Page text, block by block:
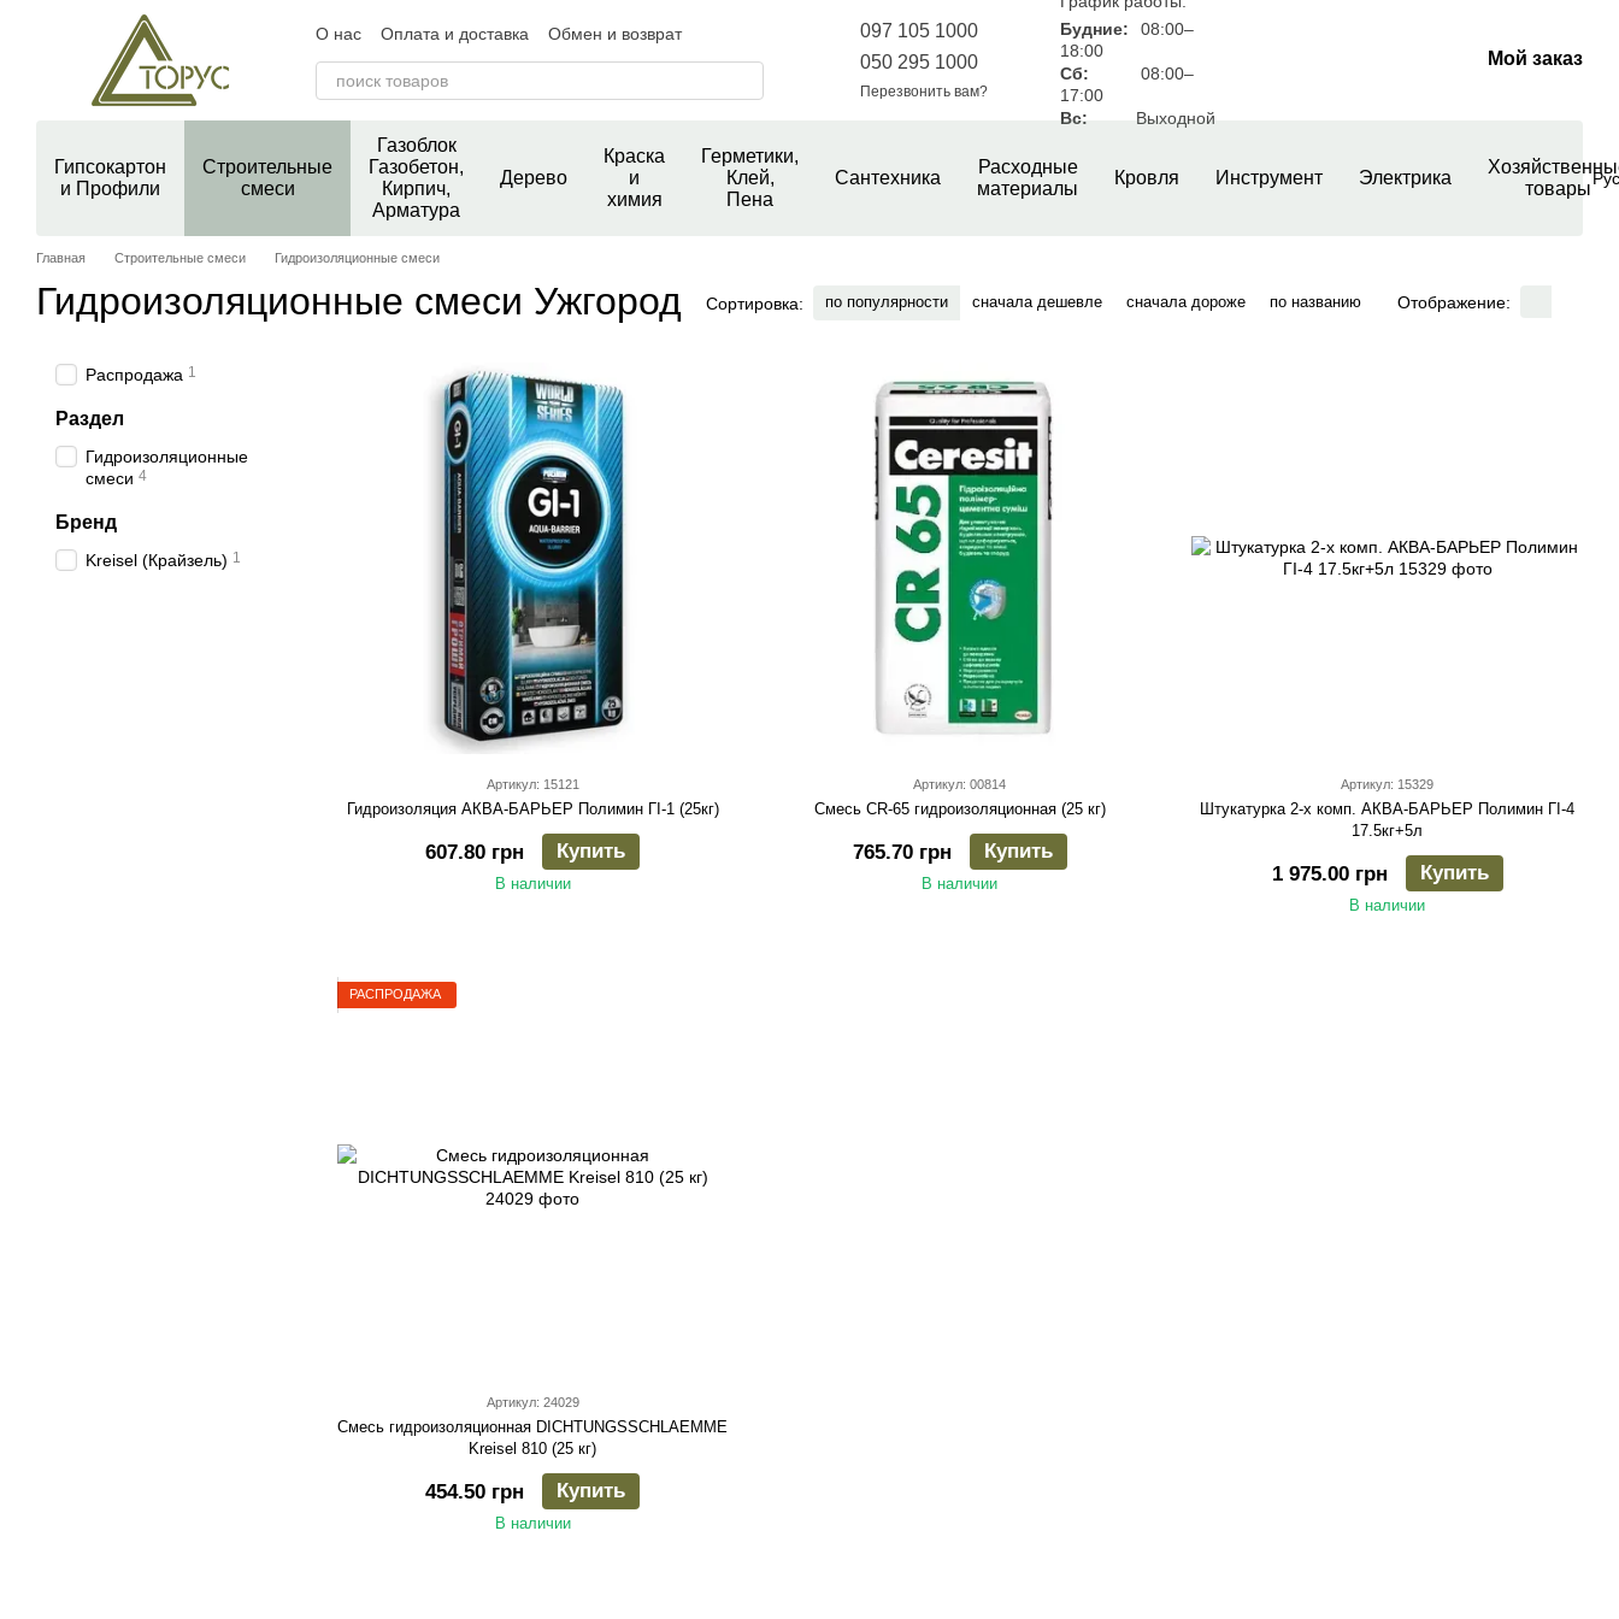
Перейти к основному контенту
О нас Оплата и доставка
Обмен и возврат
Контактная информация
Пользовательское соглашение
097 105 1000
050 295 1000
Перезвонить вам?
Будние:
08:00–
18:00
Сб:
08:00–
17:00
Вс:
Выходной
Мой заказ
Гипсокартон
и Профили
Строительные
смеси
Газоблок
Газобетон,
Кирпич,
Арматура
Дерево
Краска
и
химия
Герметики,
Клей,
Пена
Сантехника
Расходные
материалы
Кровля Инструмент Электрика
товарыРус
Главная Строительные смеси Гидроизоляционные смеси
Гидроизоляционные смеси Ужгород Сортировка: по популярности сначала дешевле сначала дороже по названию Отображение:
Артикул: 15121
Гидроизоляция АКВА-БАРЬЕР Полимин ГI-1 (25кг)
607.80 грн Купить
В наличии
Артикул: 00814
Смесь CR-65 гидроизоляционная (25 кг)
765.70 грн Купить
В наличии
Артикул: 15329
Штукатурка 2-х комп. АКВА-БАРЬЕР Полимин ГI-4
17.5кг+5л
1 975.00 грн Купить
В наличии
РАСПРОДАЖА
Артикул: 24029
Смесь гидроизоляционная DICHTUNGSSCHLAEMME
Kreisel 810 (25 кг)
454.50 грн Купить
В наличии
Распродажа 1
Раздел
Гидроизоляционные
смеси 4
Бренд
Kreisel (Крайзель) 1